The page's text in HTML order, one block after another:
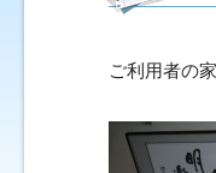
ご利用者の